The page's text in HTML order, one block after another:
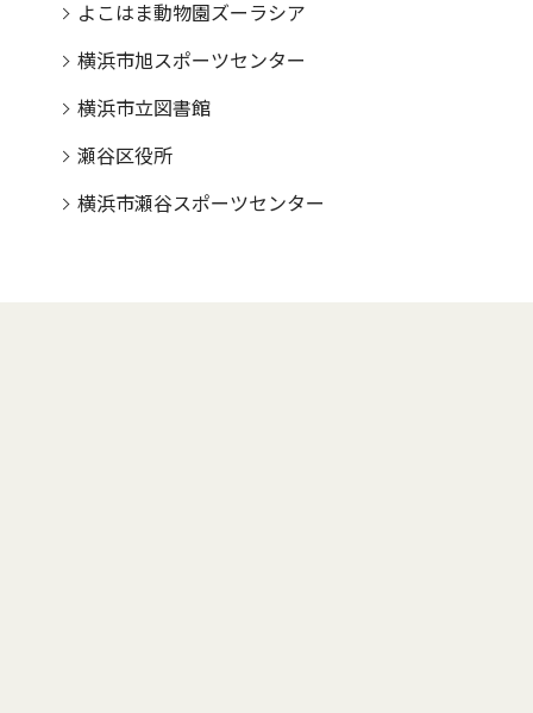
よこはま動物園ズーラシア
横浜市旭スポーツセンター
横浜市立図書館
瀬谷区役所
横浜市瀬谷スポーツセンター